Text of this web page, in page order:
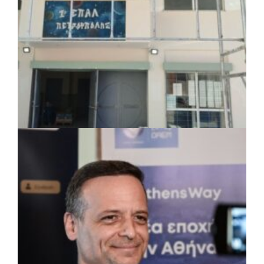
αδέσποτων ζώων
πριν από 3 μέρες
Περιφέρεια Θεσσαλίας: Νέος
ιατροτεχνολογικός εξοπλισμός και
αναβάθμιση του ΚΕΦΙΑΠ Καρδίτσας
πριν από 3 μέρες
Δήμος Αθηναίων: 651 δημότες συμμετείχαν
στις δράσεις διατροφικής υποστήριξης
ΤΟΠΙΚΗ ΑΥΤΟΔΙΟΙΚΗΣΗ 07/08/2026 · 17:45
Δήμος Πετρούπολης: Εργασίες
συντήρησης σε σχολεία και αθλητικές
εγκαταστάσεις